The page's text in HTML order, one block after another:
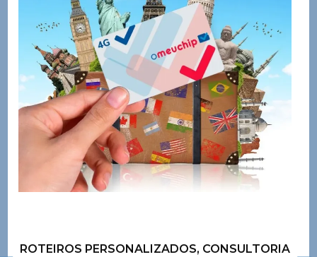
ROTEIROS PERSONALIZADOS, CONSULTORIA